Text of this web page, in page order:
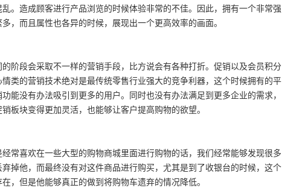
。造成顾客进行产品浏览的时候体验非常的不佳。因此，拥有一个非常强
，而且属性也各异的时候，展现出一个更高效率的画面。
阶段会采取不一样的营销手段，比方说会有各种打折。促销以及会员积分
类的营销技术绝对是最传统零售行业强大的竞争利器，这个时候拥有的平
能没有办法吸引到更多的用户。同时也没有办法满足到更多企业的需求，
板块变得更加灵活，也能够让客户提高购物的欲望。
常喜欢在一些大型的购物商城里面进行购物的话，我们经常能够发现很多
掉他，而最终没有对这件商品进行购买，尤其是到了收银台的时候，这个
，但是他能够真正的做到将购物车遗弃的情况降低。